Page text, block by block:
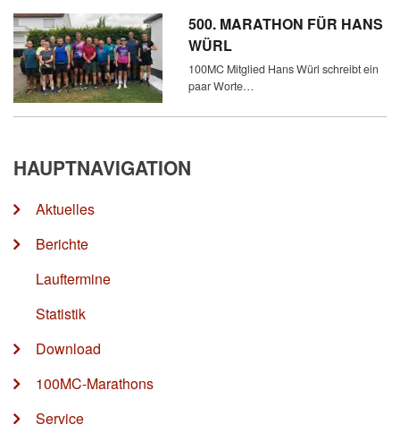
500. MARATHON FÜR HANS
WÜRL
100MC Mitglied Hans Würl schreibt ein
paar Worte…
HAUPTNAVIGATION
Aktuelles
Berichte
Lauftermine
Statistik
Download
100MC-Marathons
Service